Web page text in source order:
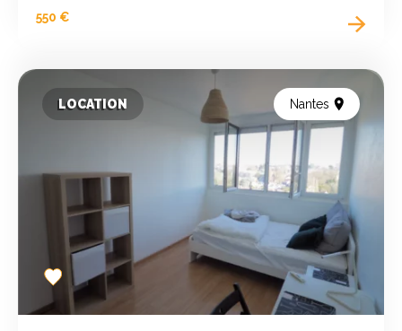
550 €
LOCATION Nantes
Add
to